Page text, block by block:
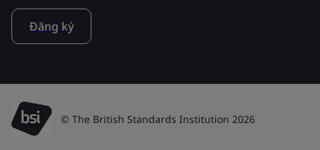
Đăng ký
© The British Standards Institution 2026